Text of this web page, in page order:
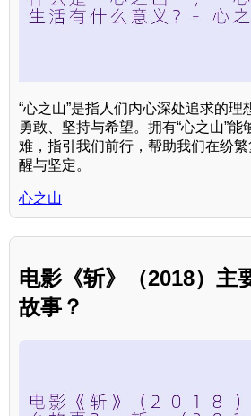
“心之山”是指人们内心深处追求的理
勇敢、坚持与希望。拥有“心之山”能
难，指引我们前行，帮助我们在纷
醒与坚定。
心之山
电影《斩》（2018）主
故事？